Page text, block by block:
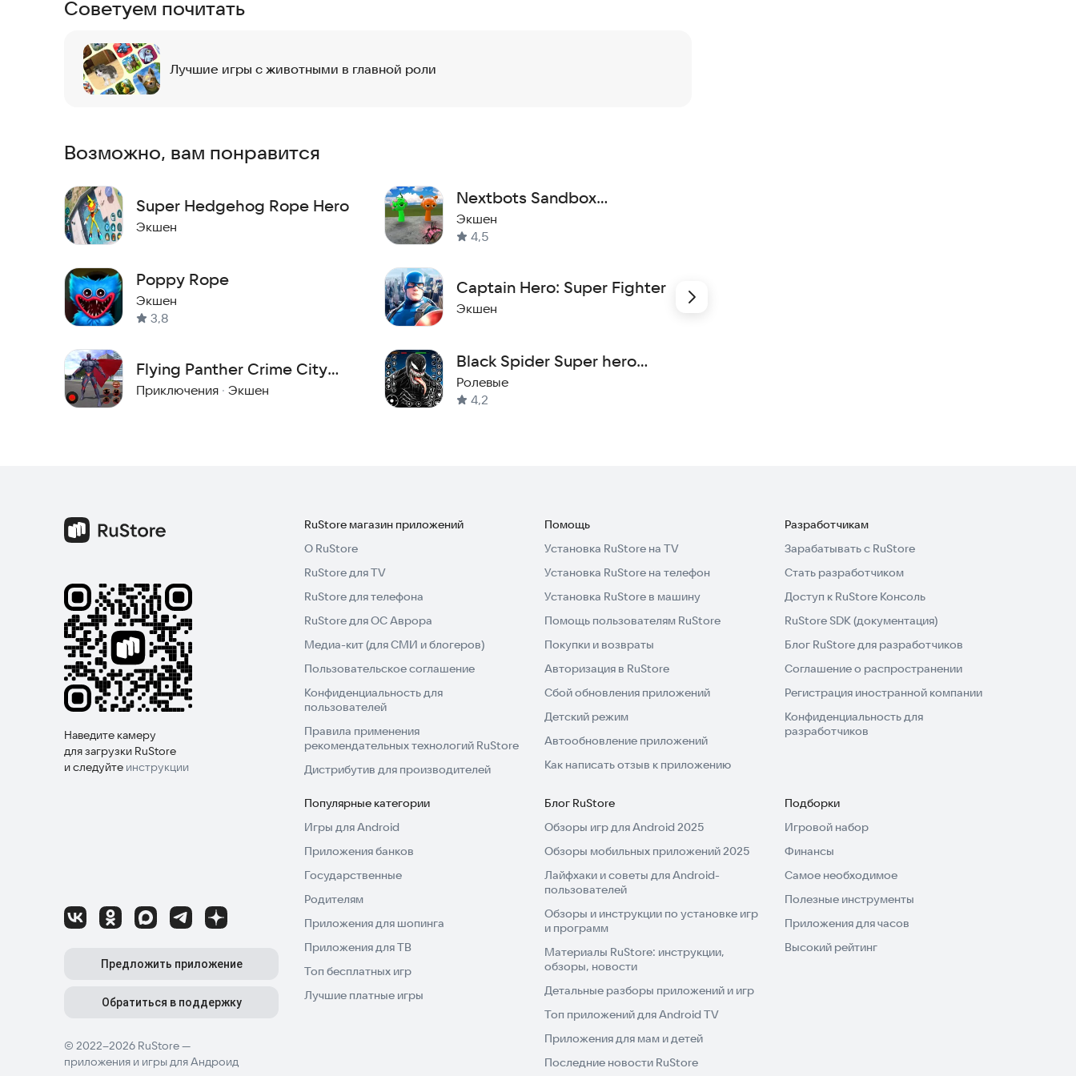
Советуем почитать
Лучшие игры с животными в главной роли
Возможно, вам понравится
Super Hedgehog Rope Hero
Экшен
Poppy Rope
Экшен
3,8
Flying Panther Crime City
Spider Hero
Приключения · Экшен
Nextbots Sandbox
Playground
Экшен
4,5
Captain Hero: Super Fighter
Экшен
Black Spider Super hero
Games
Ролевые
4,2
Наведите камеру
для загрузки RuStore
и следуйте инструкции
© 2022–2026 RuStore —
приложения и игры для Андроид
Предложить приложение
Обратиться в поддержку
RuStore магазин приложений
О RuStore
RuStore для TV
RuStore для телефона
RuStore для ОС Аврора
Медиа-кит (для СМИ и блогеров)
Пользовательское соглашение
Конфиденциальность для
пользователей
Правила применения
рекомендательных технологий RuStore
Дистрибутив для производителей
Помощь
Установка RuStore на TV
Установка RuStore на телефон
Установка RuStore в машину
Помощь пользователям RuStore
Покупки и возвраты
Авторизация в RuStore
Сбой обновления приложений
Детский режим
Автообновление приложений
Как написать отзыв к приложению
Разработчикам
Зарабатывать с RuStore
Стать разработчиком
Доступ к RuStore Консоль
RuStore SDK (документация)
Блог RuStore для разработчиков
Соглашение о распространении
Регистрация иностранной компании
Конфиденциальность для
разработчиков
Популярные категории
Игры для Android
Приложения банков
Государственные
Родителям
Приложения для шопинга
Приложения для ТВ
Топ бесплатных игр
Лучшие платные игры
Блог RuStore
Обзоры игр для Android 2025
Обзоры мобильных приложений 2025
Лайфхаки и советы для Android-
пользователей
Обзоры и инструкции по установке игр
и программ
Материалы RuStore: инструкции,
обзоры, новости
Детальные разборы приложений и игр
Топ приложений для Android TV
Приложения для мам и детей
Последние новости RuStore
Подборки
Игровой набор
Финансы
Самое необходимое
Полезные инструменты
Приложения для часов
Высокий рейтинг